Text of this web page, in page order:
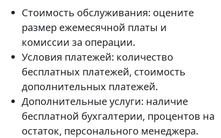
Стоимость обслуживания: оцените
размер ежемесячной платы и
комиссии за операции.
Условия платежей: количество
бесплатных платежей, стоимость
дополнительных платежей.
Дополнительные услуги: наличие
бесплатной бухгалтерии, процентов на
остаток, персонального менеджера.